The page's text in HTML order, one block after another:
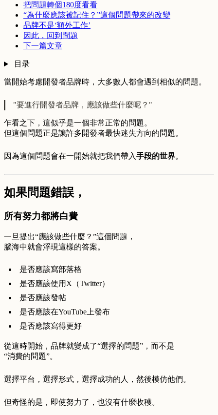
把問題轉個180度看看
“為什麼應該被記住？”這個問題帶來的改變
品牌不是‘額外工作’
因此，回到問題
下一篇文章
目录
當開始考慮開發者品牌時，大多數人都會遇到相似的問題。
"要進行開發者品牌，應該做些什麼呢？"
乍看之下，這似乎是一個非常正常的問題。
但這個問題正是讓許多開發者最快迷失方向的問題。
因為這個問題會在一開始就把我們帶入手段的世界。
如果問題錯誤，
所有努力都將白費
一旦提出“應該做些什麼？”這個問題，
腦海中就會浮現這樣的答案。
是否應該寫部落格
是否應該使用X（Twitter）
是否應該發帖
是否應該在YouTube上發布
是否應該寫得更好
從這時開始，品牌就變成了“選擇的問題”，而不是
“消費的問題”。
選擇平台，選擇形式，選擇成功的人，然後模仿他們。
但奇怪的是，即使努力了，也沒有什麼收穫。